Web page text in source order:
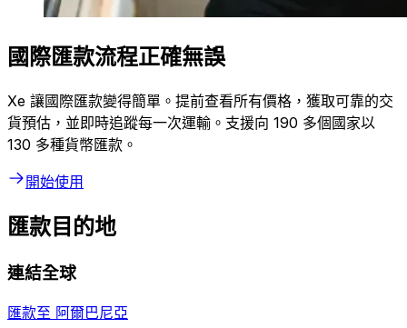
國際匯款流程正確無誤
Xe 讓國際匯款變得簡單。提前查看所有價格，獲取可靠的交
貨預估，並即時追蹤每一次運輸。支援向 190 多個國家以
130 多種貨幣匯款。
開始使用
匯款目的地
連結全球
匯款至 阿爾巴尼亞